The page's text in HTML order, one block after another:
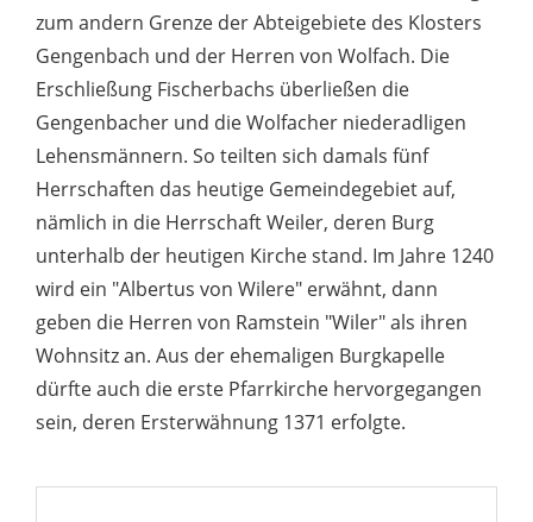
zum andern Grenze der Abteigebiete des Klosters
Gengenbach und der Herren von Wolfach. Die
Erschließung Fischerbachs überließen die
Gengenbacher und die Wolfacher niederadligen
Lehensmännern. So teilten sich damals fünf
Herrschaften das heutige Gemeindegebiet auf,
nämlich in die Herrschaft Weiler, deren Burg
unterhalb der heutigen Kirche stand. Im Jahre 1240
wird ein "Albertus von Wilere" erwähnt, dann
geben die Herren von Ramstein "Wiler" als ihren
Wohnsitz an. Aus der ehemaligen Burgkapelle
dürfte auch die erste Pfarrkirche hervorgegangen
sein, deren Ersterwähnung 1371 erfolgte.